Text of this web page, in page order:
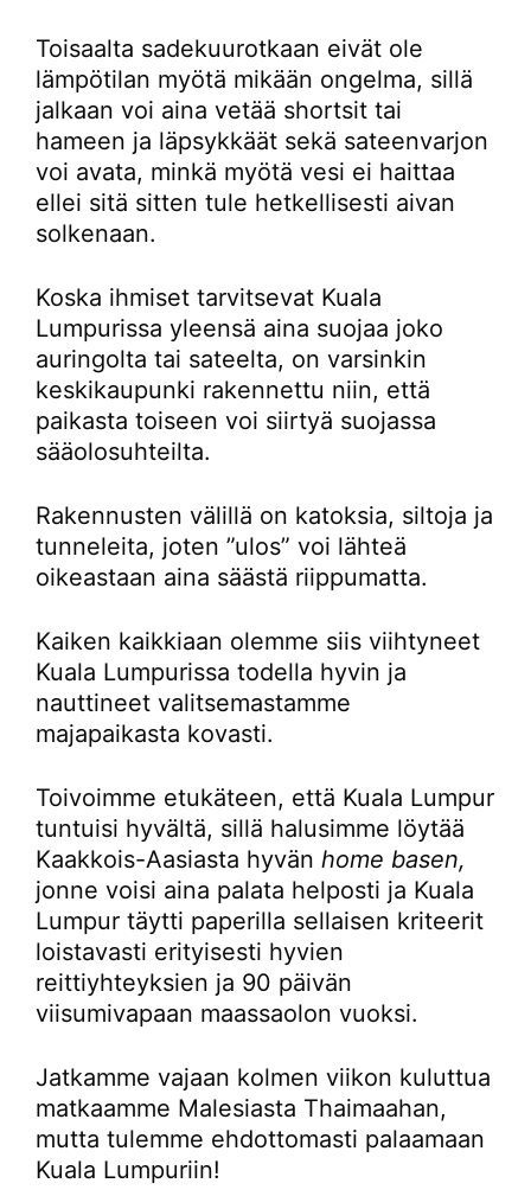
Toisaalta sadekuurotkaan eivät ole
lämpötilan myötä mikään ongelma, sillä
jalkaan voi aina vetää shortsit tai
hameen ja läpsykkäät sekä sateenvarjon
voi avata, minkä myötä vesi ei haittaa
ellei sitä sitten tule hetkellisesti aivan
solkenaan.
Koska ihmiset tarvitsevat Kuala
Lumpurissa yleensä aina suojaa joko
auringolta tai sateelta, on varsinkin
keskikaupunki rakennettu niin, että
paikasta toiseen voi siirtyä suojassa
sääolosuhteilta.
Rakennusten välillä on katoksia, siltoja ja
tunneleita, joten ”ulos” voi lähteä
oikeastaan aina säästä riippumatta.
Kaiken kaikkiaan olemme siis viihtyneet
Kuala Lumpurissa todella hyvin ja
nauttineet valitsemastamme
majapaikasta kovasti.
Toivoimme etukäteen, että Kuala Lumpur
tuntuisi hyvältä, sillä halusimme löytää
Kaakkois-Aasiasta hyvän home basen,
jonne voisi aina palata helposti ja Kuala
Lumpur täytti paperilla sellaisen kriteerit
loistavasti erityisesti hyvien
reittiyhteyksien ja 90 päivän
viisumivapaan maassaolon vuoksi.
Jatkamme vajaan kolmen viikon kuluttua
matkaamme Malesiasta Thaimaahan,
mutta tulemme ehdottomasti palaamaan
Kuala Lumpuriin!